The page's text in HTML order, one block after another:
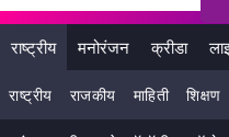
राष्ट्रीय मनोरंजन क्रीडा
राष्ट्रीय राजकीय माहिती शिक्षण